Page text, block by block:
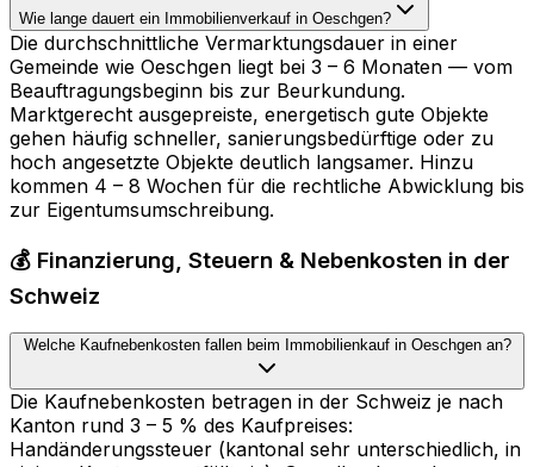
Wie lange dauert ein Immobilienverkauf in Oeschgen?
Die durchschnittliche Vermarktungsdauer in einer
Gemeinde wie Oeschgen liegt bei 3 – 6 Monaten — vom
Beauftragungsbeginn bis zur Beurkundung.
Marktgerecht ausgepreiste, energetisch gute Objekte
gehen häufig schneller, sanierungsbedürftige oder zu
hoch angesetzte Objekte deutlich langsamer. Hinzu
kommen 4 – 8 Wochen für die rechtliche Abwicklung bis
zur Eigentumsumschreibung.
💰 Finanzierung, Steuern & Nebenkosten in der
Schweiz
Welche Kaufnebenkosten fallen beim Immobilienkauf in Oeschgen an?
Die Kaufnebenkosten betragen in der Schweiz je nach
Kanton rund 3 – 5 % des Kaufpreises:
Handänderungssteuer (kantonal sehr unterschiedlich, in